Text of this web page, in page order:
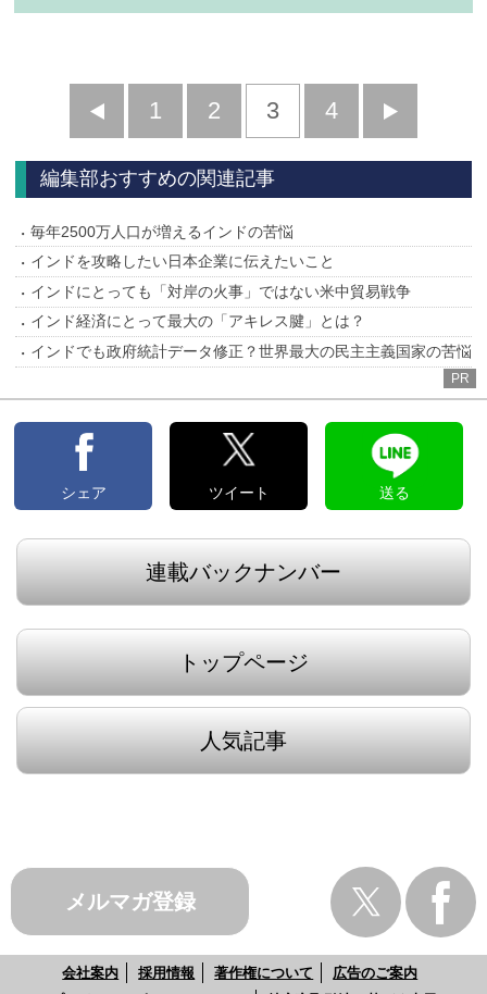
前
へ
1 2 3 4
へ
編集部おすすめの関連記事
毎年2500万人口が増えるインドの苦悩
インドを攻略したい日本企業に伝えたいこと
インドにとっても「対岸の火事」ではない米中貿易戦争
インド経済にとって最大の「アキレス腱」とは？
インドでも政府統計データ修正？世界最大の民主主義国家の苦悩
PR
シェア ツイート 送る
連載バックナンバー
トップページ
人気記事
メルマガ登録
会社案内 採用情報 著作権について
広告のご案内